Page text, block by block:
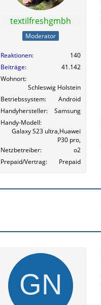
textilfreshgmbh
Moderator
Reaktionen
140
Beiträge
41.142
Wohnort
Schleswig Holstein
Betriebssystem
Android
Handyhersteller
Samsung
Handy-Modell
Galaxy S23 ultra,Huawei
P30 pro,
Netzbetreiber
o2
Prepaid/Vertrag
Prepaid